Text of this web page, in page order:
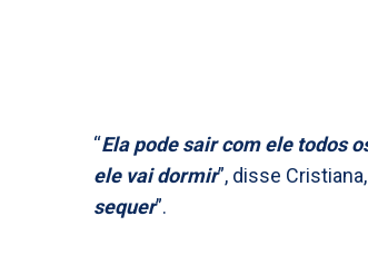
“Ela pode sair com ele todos
ele vai dormir”, disse
sequer”.